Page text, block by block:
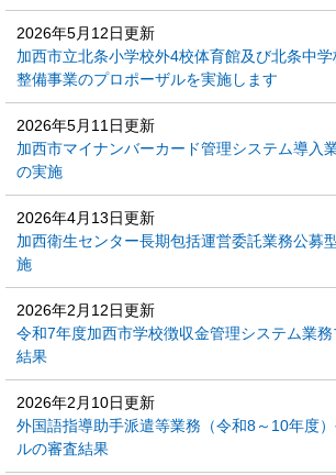
2026年5月12日更新
加西市立北条小学校外4校体育館及び北条中
整備事業のプロポーザルを実施します
2026年5月11日更新
加西市マイナンバーカード管理システム導入
の実施
2026年4月13日更新
加西衛生センター長期包括運営委託業務公募
施
2026年2月12日更新
令和7年度加西市学校徴収金管理システム業
結果
2026年2月10日更新
外国語指導助手派遣等業務（令和8～10年度
ルの審査結果